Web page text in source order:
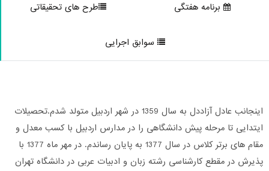
برنامه هفتگی طرح های تحقیقاتی
سوابق اجرایی
اینجانب عادل آزاددل به سال 1359 در شهر اردبیل متولد شدم.تحصیلات
تا مرحله پیش دانشگاهی را در مدارس اردبیل با کسب معدل و
مقام های برتر کلاس در سال 1377 به پایان رساندم. در مهر ماه 1377 با
در مقطع کارشناسی رشته زبان و ادبیات عربی در دانشگاه تهران